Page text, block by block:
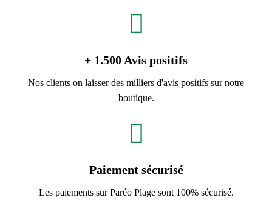
+ 1.500 Avis positifs
Nos clients on laisser des milliers d'avis positifs sur notre
boutique.
Paiement sécurisé
Les paiements sur Paréo Plage sont 100% sécurisé.